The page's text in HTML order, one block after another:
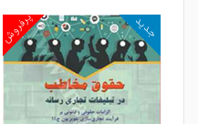
پرفروش جدید